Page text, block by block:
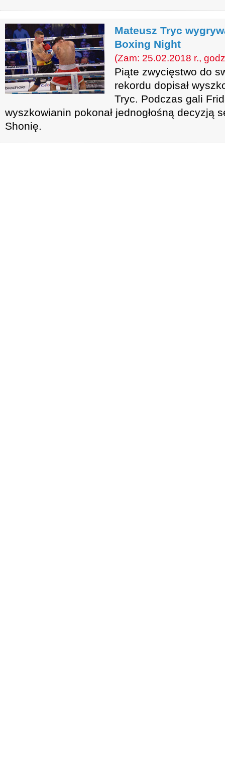
Mateusz Tryc
Boxing Night
(Zam: 25.02.2018 r.,
Piąte zwycięstwo do
rekordu dopisał
Tryc. Podczas gali
wyszkowianin pokonał jednogłośną decyzją
Shonię.